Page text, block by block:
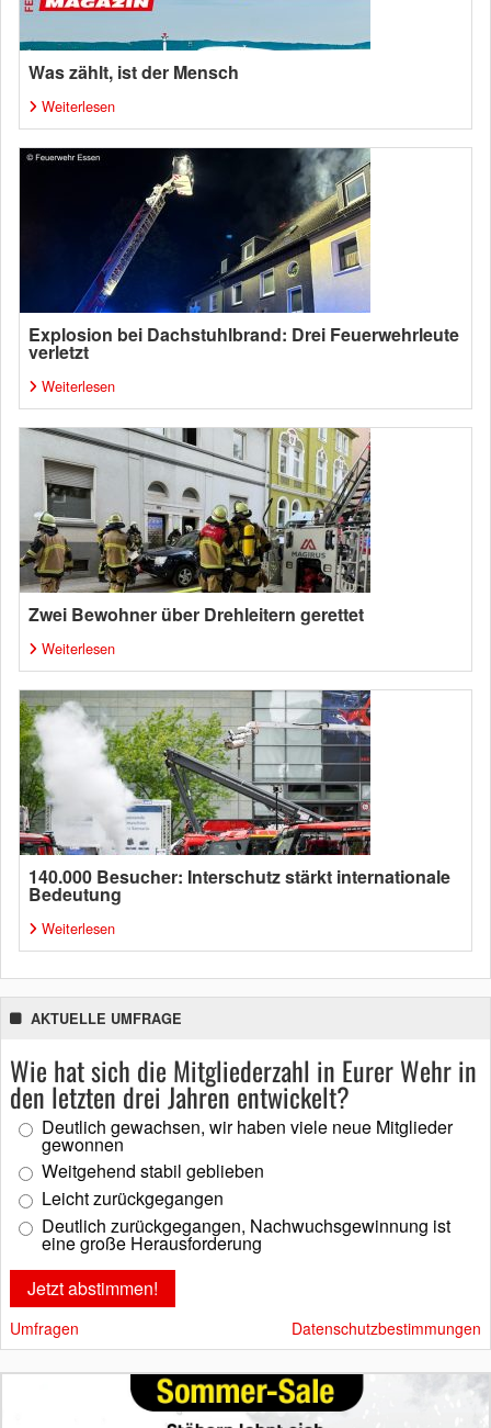
Was zählt, ist der Mensch
Weiterlesen
Explosion bei Dachstuhlbrand: Drei Feuerwehrleute
verletzt
Weiterlesen
Zwei Bewohner über Drehleitern gerettet
Weiterlesen
140.000 Besucher: Interschutz stärkt internationale
Bedeutung
Weiterlesen
AKTUELLE UMFRAGE
Wie hat sich die Mitgliederzahl in Eurer Wehr in
den letzten drei Jahren entwickelt?
Deutlich gewachsen, wir haben viele neue Mitglieder
gewonnen
Weitgehend stabil geblieben
Leicht zurückgegangen
Deutlich zurückgegangen, Nachwuchsgewinnung ist
eine große Herausforderung
Umfragen Datenschutzbestimmungen